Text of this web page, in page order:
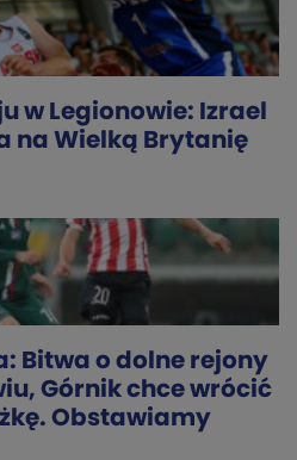
w Legionowie: Izrael
na Wielką Brytanię
Bitwa o dolne rejony
Górnik chce wrócić
Obstawiamy